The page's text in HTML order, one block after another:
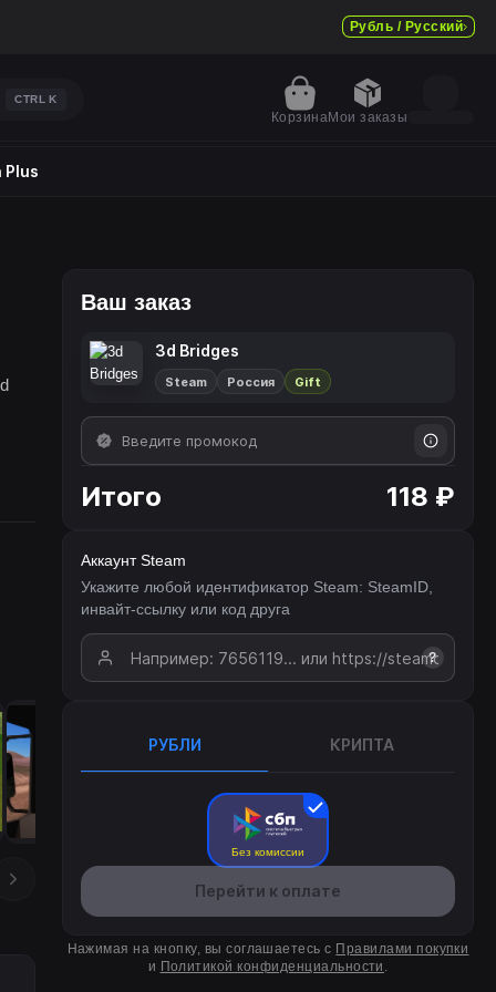
Рубль / Русский
CTRL K
КорзинаМои заказы
Ваш заказ
3d Bridges
Steam Россия Gift
Итого 118 ₽
Аккаунт Steam
Укажите любой идентификатор Steam: SteamID,
инвайт-ссылку или код друга
?
РУБЛИ КРИПТА
Без комиссии
Перейти к оплате
Нажимая на кнопку, вы соглашаетесь с Правилами покупки
и Политикой конфиденциальности .